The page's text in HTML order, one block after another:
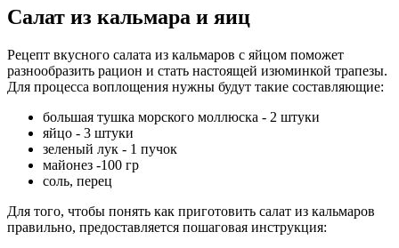
Салат из кальмара и яиц
Рецепт вкусного салата из кальмаров с яйцом поможет
разнообразить рацион и стать настоящей изюминкой трапезы.
Для процесса воплощения нужны будут такие составляющие:
большая тушка морского моллюска - 2 штуки
яйцо - 3 штуки
зеленый лук - 1 пучок
майонез -100 гр
соль, перец
Для того, чтобы понять как приготовить салат из кальмаров
правильно, предоставляется пошаговая инструкция: